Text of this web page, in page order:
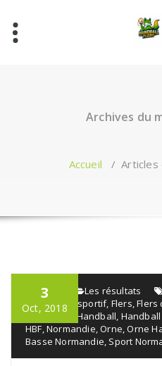
contenu
Archives du
Accueil /
3
Oct, 2018
admin Les résultats
Événement sportif, Flers ,Flers
Flers sport
Handball Handball
HBF ,Normandie ,Orne ,Orne
Basse Normandie Sport